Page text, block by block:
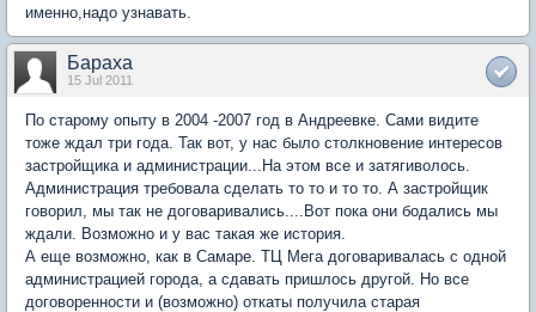
именно,надо узнавать.
Бараха
15 Jul 2011
По старому опыту в 2004 -2007 год в Андреевке. Сами видите
тоже ждал три года. Так вот, у нас было столкновение интересов
застройщика и администрации...На этом все и затягиволось.
Администрация требовала сделать то то и то то. А застройщик
говорил, мы так не договаривались....Вот пока они бодались мы
ждали. Возможно и у вас такая же история.
А еще возможно, как в Самаре. ТЦ Мега договаривалась с одной
администрацией города, а сдавать пришлось другой. Но все
договоренности и (возможно) откаты получила старая